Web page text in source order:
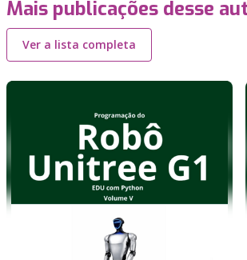
Mais publicações desse
Ver a lista completa